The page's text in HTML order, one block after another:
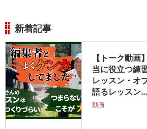
新着記事
【トーク動
当に役立つ練
レッスン・オ
語るレッスン…
動画